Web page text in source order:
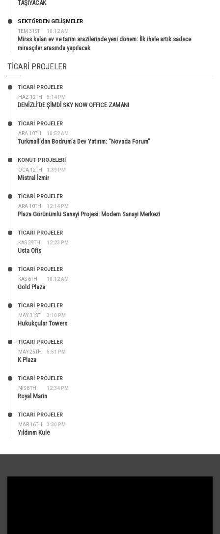
TAŞIYACAK
TEM 31ST 10:12 AM
SEKTÖRDEN GELIŞMELER
Miras kalan ev ve tarım arazilerinde yeni dönem: İlk ihale artık sadece
mirasçılar arasında yapılacak
TICARI PROJELER
HAZ 12TH 5:14 PM
TİCARİ PROJELER
DENİZLİ’DE ŞİMDİ SKY NOW OFFICE ZAMANI
ARA 10TH 10:52 AM
TİCARİ PROJELER
Turkmall’dan Bodrum’a Dev Yatırım: “Novada Forum”
OCA 12TH 1:39 PM
KONUT PROJELERI
Mistral İzmir
ARA 10TH 12:14 PM
TİCARİ PROJELER
Plaza Görünümlü Sanayi Projesi: Modern Sanayi Merkezi
KAS 29TH 12:23 PM
TİCARİ PROJELER
Usta Ofis
KAS 6TH 10:12 AM
TİCARİ PROJELER
Gold Plaza
MAY 31ST 3:10 PM
TİCARİ PROJELER
Hukukçular Towers
MAY 25TH 5:51 PM
TİCARİ PROJELER
K Plaza
NIS 8TH 12:34 PM
TİCARİ PROJELER
Royal Marin
MAR 16TH 3:30 PM
TİCARİ PROJELER
Yıldırım Kule